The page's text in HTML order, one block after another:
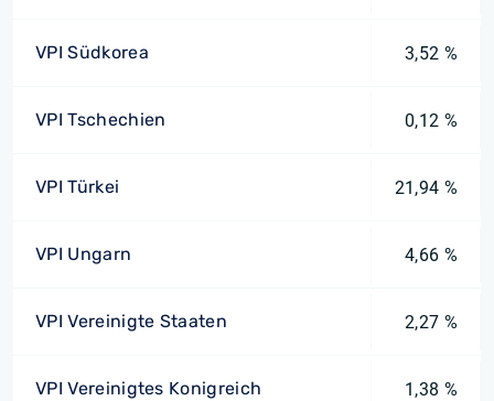
VPI Südkorea 3,52 %
VPI Tschechien 0,12 %
VPI Türkei 21,94 %
VPI Ungarn 4,66 %
VPI Vereinigte Staaten 2,27 %
VPI Vereinigtes Konigreich 1,38 %